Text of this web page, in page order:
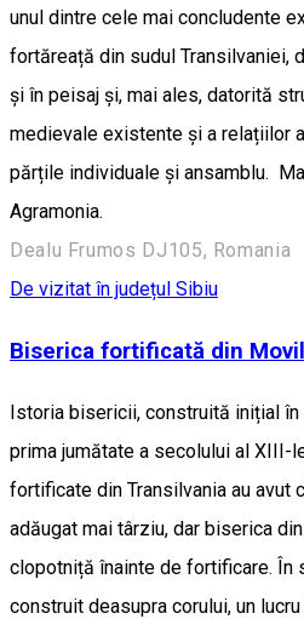
unul dintre cele mai concludente
fortăreață din sudul Transilvaniei,
și în peisaj și, mai ales, datorită
medievale existente și a relațiilor
părțile individuale și ansamblu.
Agramonia.
Dealu Frumos DJ105, Romania
De vizitat în județul Sibiu
Biserica fortificată din
Istoria bisericii, construită inițial
prima jumătate a secolului al XIII-
fortificate din Transilvania au avut
adăugat mai târziu, dar biserica
clopotniță înainte de fortificare. În
construit deasupra corului, un